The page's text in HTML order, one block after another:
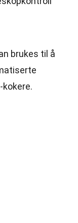
brukes til å